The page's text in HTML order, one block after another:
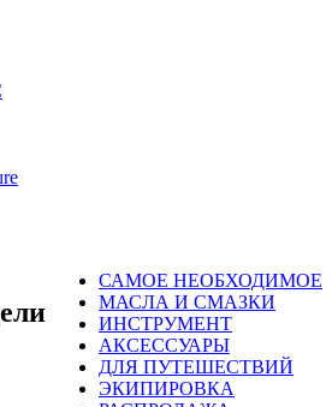
САМОЕ НЕОБХОДИМОЕ
МАСЛА И СМАЗКИ
ИНСТРУМЕНТ
АКСЕССУАРЫ
ДЛЯ ПУТЕШЕСТВИЙ
ЭКИПИРОВКА